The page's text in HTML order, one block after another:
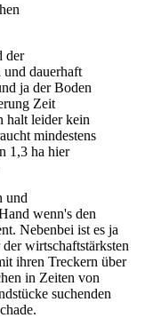
der
und dauerhaft
ja der Boden
Zeit
halt leider kein
mindestens
1,3 ha hier
und
wenn's den
Nebenbei ist es ja
wirtschaftstärksten
ihren Treckern über
in Zeiten von
suchenden